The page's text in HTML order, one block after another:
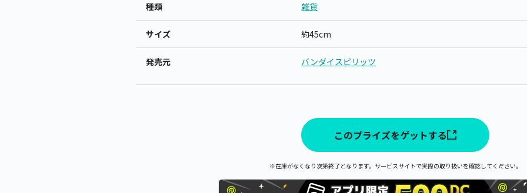
種類 雑貨
サイズ 約45cm
発売元 バンダイスピリッツ
このプライズをゲットする
※在庫がなくなり次第終了となります。サービスサイトで実際の取り扱いを確認してください。